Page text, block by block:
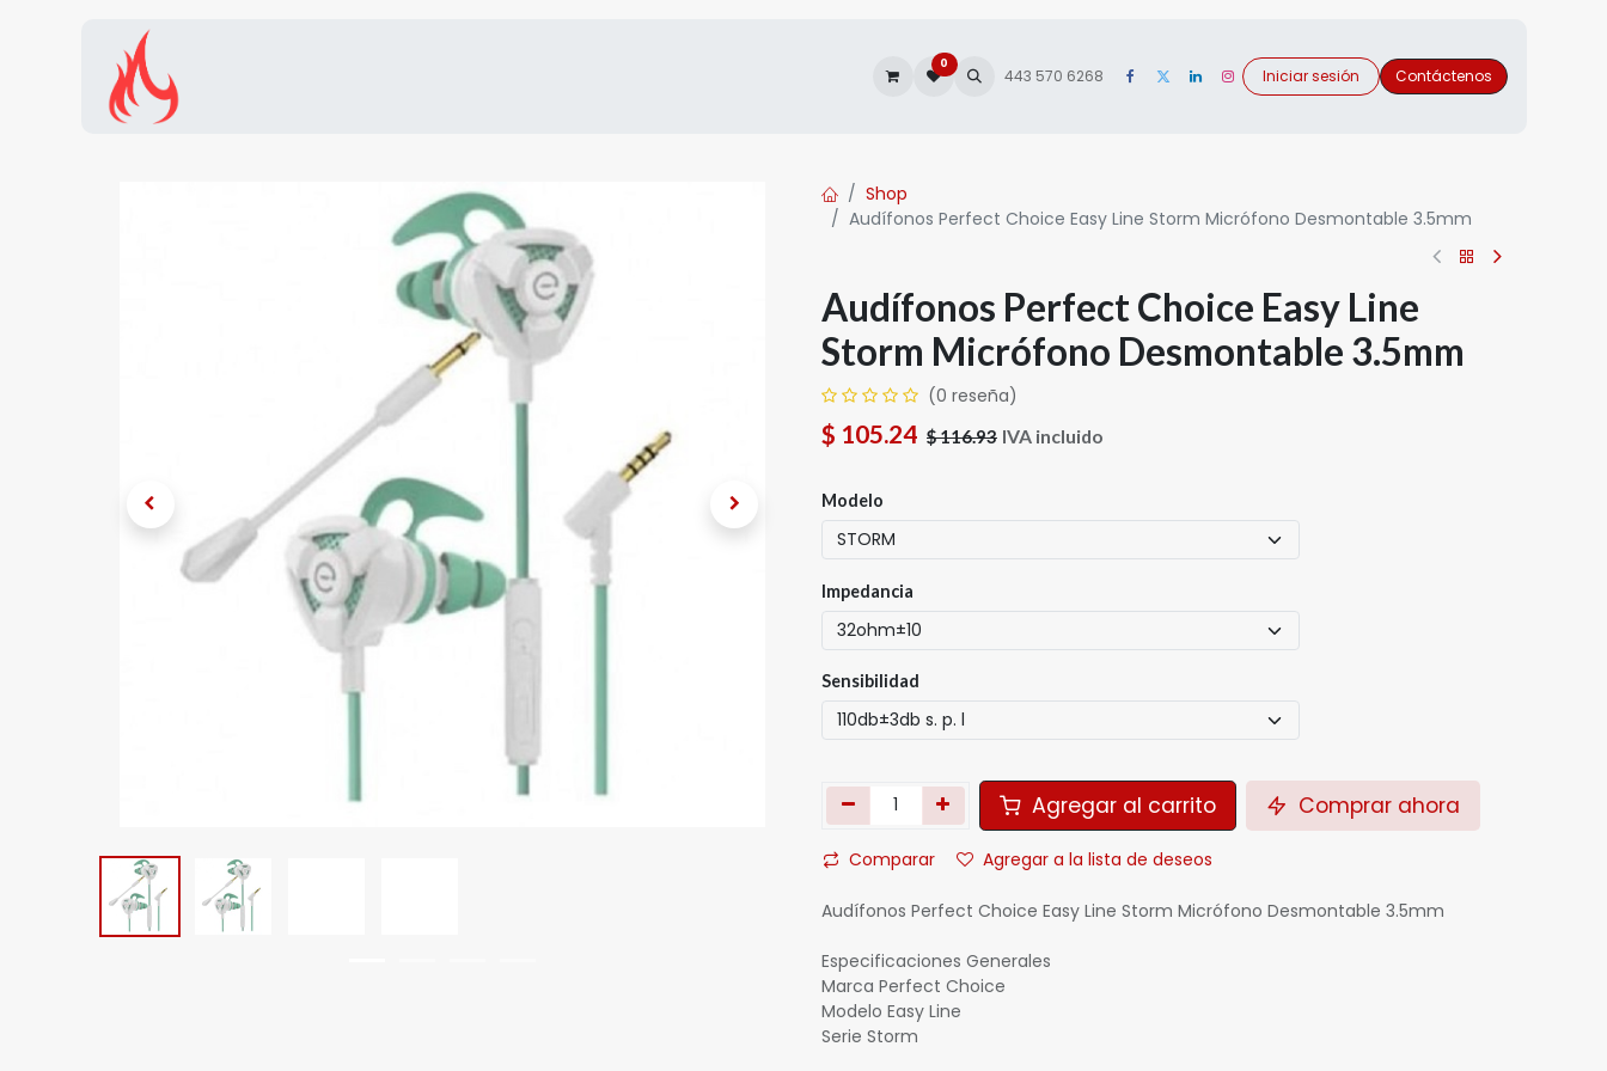
0
443 570 6268 Iniciar sesión Contáctenos
Shop
Audífonos Perfect Choice Easy Line Storm Micrófono Desmontable 3.5mm
Audífonos Perfect Choice Easy Line
Storm Micrófono Desmontable 3.5mm
(0 reseña)
$ 105.24 $116.93 IVA incluido
Modelo
Impedancia
Sensibilidad
Agregar al carrito Comprar ahora
Comparar Agregar a la lista de deseos
Audífonos Perfect Choice Easy Line Storm Micrófono Desmontable 3.5mm
Especificaciones Generales
Marca Perfect Choice
Modelo Easy Line
Serie Storm